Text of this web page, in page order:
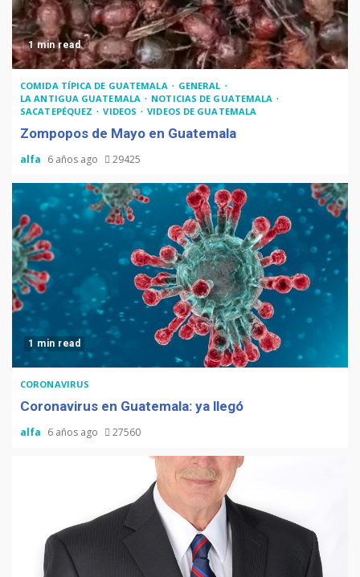
1 min read
COMIDA TÍPICA DE GUATEMALA
GENERAL
LA ANTIGUA GUATEMALA
NOTICIAS DE GUATEMALA
SACATEPÉQUEZ
VIDEOS VIDEOS DE GUATEMALA
Zompopos de Mayo en Guatemala
alfa 6 años ago 29425
1 min read
CORONAVIRUS
Coronavirus en Guatemala: ya llegó
alfa 6 años ago 27560